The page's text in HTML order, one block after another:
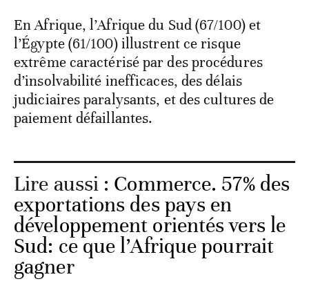
En Afrique, l’Afrique du Sud (67/100) et
l’Égypte (61/100) illustrent ce risque
extrême caractérisé par des procédures
d’insolvabilité inefficaces, des délais
judiciaires paralysants, et des cultures de
paiement défaillantes.
Lire aussi : Commerce. 57% des
exportations des pays en
développement orientés vers le
Sud: ce que l’Afrique pourrait
gagner